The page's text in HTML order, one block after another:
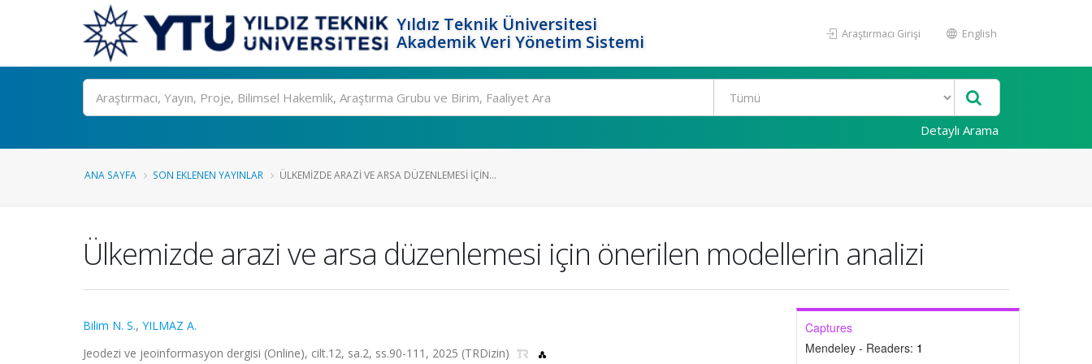
Yıldız Teknik Üniversitesi
Akademik Veri Yönetim Sistemi
Araştırmacı Girişi English
Ara
Detaylı Arama
ANA SAYFA SON EKLENEN YAYINLAR ÜLKEMIZDE ARAZI VE ARSA DÜZENLEMESI IÇIN...
Ülkemizde arazi ve arsa düzenlemesi için önerilen modellerin analizi
Bilim N. S., YILMAZ A.
Jeodezi ve jeoinformasyon dergisi (Online), cilt.12, sa.2, ss.90-111, 2025 (TRDizin)
Captures
Mendeley - Readers: 1